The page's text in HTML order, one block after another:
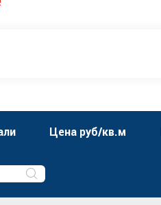
Цена руб/кв.м